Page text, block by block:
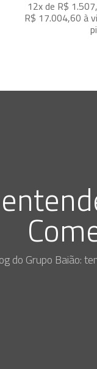
12x de R$
R$ 17.004,60 à
do Grupo Baião: